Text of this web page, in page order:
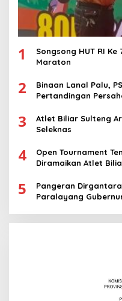
1
Songsong HUT RI
Maraton
2
Binaan Lanal Palu,
Pertandingan
3
Atlet Biliar Sulteng
Seleknas
4
Open Tournament
Diramaikan Atlet
5
Pangeran
Paralayang